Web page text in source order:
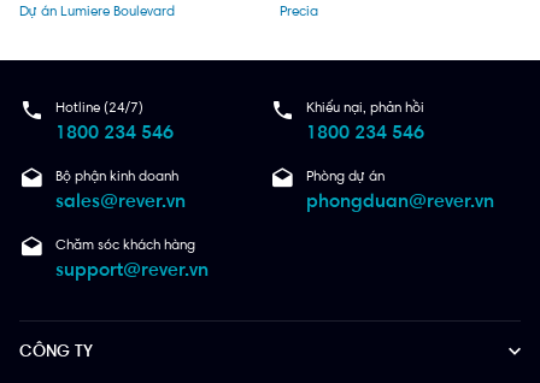
Dự án Lumiere Boulevard Precia
Hotline (24/7)
1800 234 546
Khiếu nại, phản hồi
1800 234 546
Bộ phận kinh doanh
sales@rever.vn
Phòng dự án
phongduan@rever.vn
Chăm sóc khách hàng
support@rever.vn
CÔNG TY